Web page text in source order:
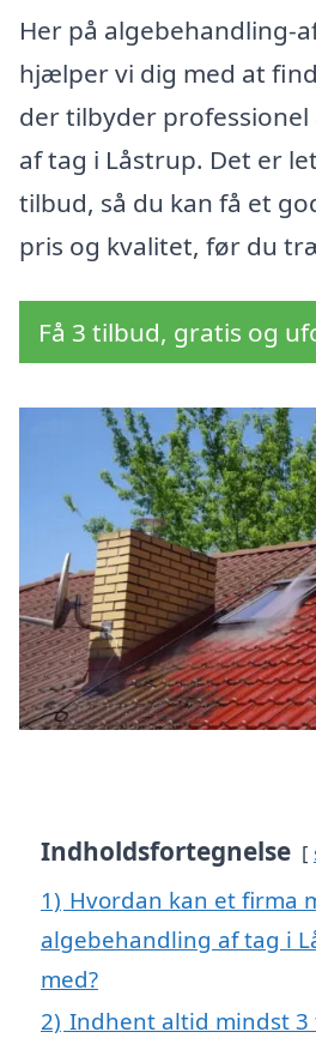
Her på algebehandling-
hjælper vi dig med at
der tilbyder
af tag i Låstrup. Det er
tilbud, så du kan få et
pris og kvalitet, før du
Få 3 tilbud, gratis og
Indholdsfortegnelse
1) Hvordan kan et firma
algebehandling af tag i
med?
2) Indhent altid mindst 3